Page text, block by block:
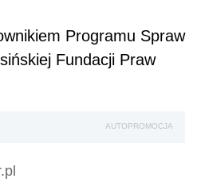
Programu Spraw
Fundacji Praw
AUTOPROMOCJA